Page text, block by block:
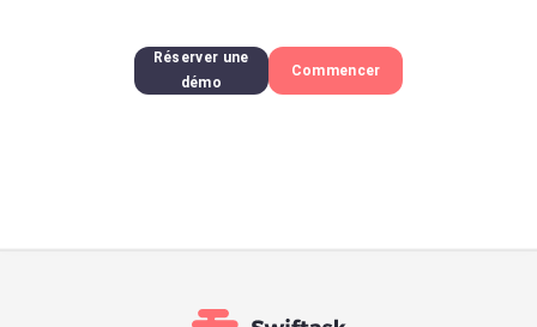
Réserver une
démo
Commencer